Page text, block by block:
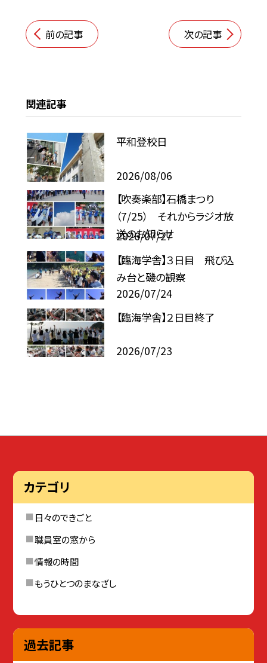
前の記事 次の記事
関連記事
平和登校日
2026/08/06
【吹奏楽部】石橋まつり
（7/25） それからラジオ放
送のお知らせ
2026/07/27
【臨海学舎】３日目 飛び込
み台と磯の観察
2026/07/24
【臨海学舎】２日目終了
2026/07/23
カテゴリ
日々のできごと
職員室の窓から
情報の時間
もうひとつのまなざし
過去記事